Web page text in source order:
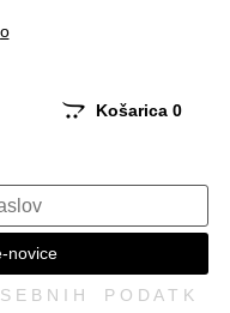
Košarica 0
novice
E B N I H P O D A T K